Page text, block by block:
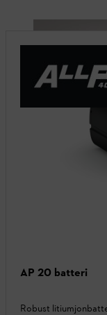
AP 20 batteri
Robust